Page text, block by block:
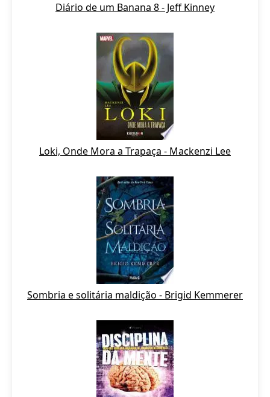
Diário de um Banana 8 - Jeff Kinney
Loki, Onde Mora a Trapaça - Mackenzi Lee
Sombria e solitária maldição - Brigid Kemmerer